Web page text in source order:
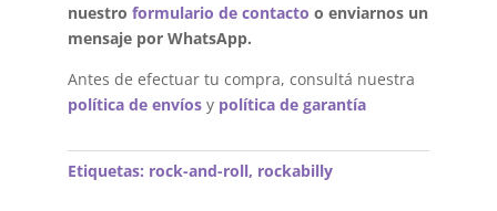
nuestro formulario de contacto o enviarnos un
mensaje por WhatsApp.
Antes de efectuar tu compra, consultá nuestra
política de envíosy política de garantía
Etiquetas: rock-and-roll, rockabilly